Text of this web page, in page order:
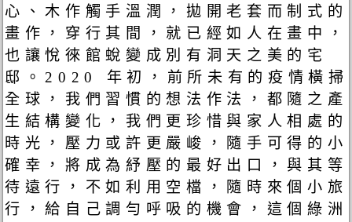
心、木作觸手溫潤，拋開老套而制式的
畫作，穿行其間，就已經如人在畫中，
也讓悅徠館蛻變成別有洞天之美的宅
邸。2020 年初，前所未有的疫情橫掃
全球，我們習慣的想法作法，都隨之產
生結構變化，我們更珍惜與家人相處的
時光，壓力或許更嚴峻，隨手可得的小
確幸，將成為紓壓的最好出口，與其等
待遠行，不如利用空檔，隨時來個小旅
行，給自己調勻呼吸的機會，這個綠洲